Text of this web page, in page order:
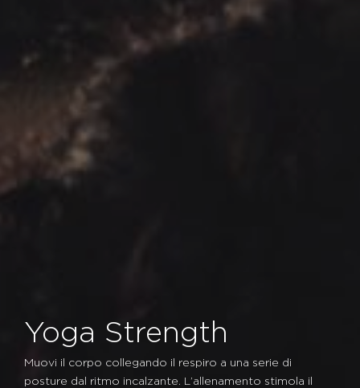
Yoga Strength
Muovi il corpo collegando il respiro a una serie di
posture dal ritmo incalzante. L’allenamento stimola il